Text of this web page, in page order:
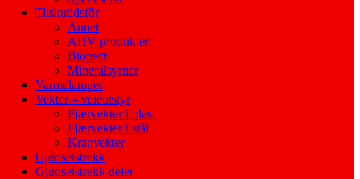
Tilskuddsfôr
Annet
AHV produkter
Biopect
Mineralsyrner
Varmelamper
Vekter – veieutstyr
Fjærvekter i plast
Fjærvekter i stål
Kranvekter
Gjødselstrekk
Gjødselstrekk deler